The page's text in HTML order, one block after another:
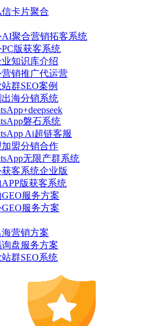
卡片聚合
AI聚合营销拓客系统
版获客系统
知识库介绍
销推广代运营
群SEO案例
海分销系统
磐石系统
Ai超链客服
盟分销合作
无限产群系统
客系统企业版
APP版获客系统
GEO服务方案
服务方案
营销方案
盘服务方案
群SEO系统